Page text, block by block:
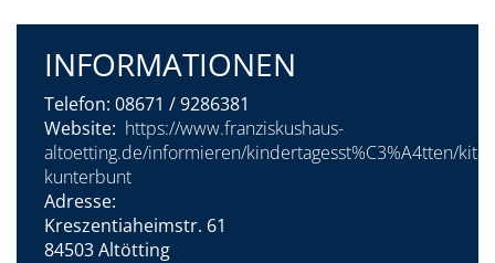
INFORMATIONEN
Telefon: 08671 / 9286381
Website: https://www.franziskushaus-
altoetting.de/informieren/kindertagesst%C3%A4tten/kita-
kunterbunt
Adresse:
Kreszentiaheimstr. 61
84503 Altötting